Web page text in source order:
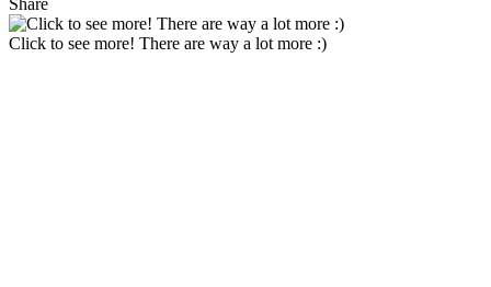
Click to see more! There are way a lot more :)